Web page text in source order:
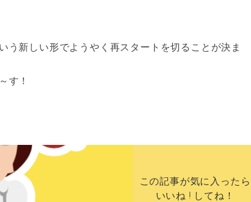
う新しい形でようやく再スタートを切ることが決ま
す！
この記事が気に入ったら
いいね ! してね！